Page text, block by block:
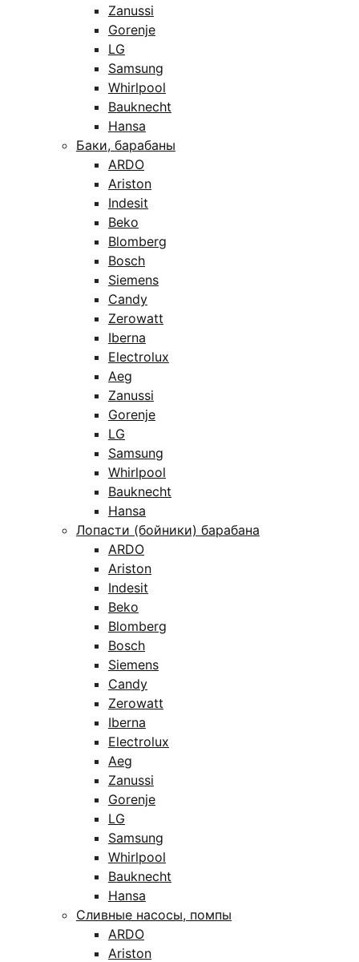
Zanussi
Gorenje
LG
Samsung
Whirlpool
Bauknecht
Hansa
Баки, барабаны
ARDO
Ariston
Indesit
Beko
Blomberg
Bosch
Siemens
Candy
Zerowatt
Iberna
Electrolux
Aeg
Zanussi
Gorenje
LG
Samsung
Whirlpool
Bauknecht
Hansa
Лопасти (бойники) барабана
ARDO
Ariston
Indesit
Beko
Blomberg
Bosch
Siemens
Candy
Zerowatt
Iberna
Electrolux
Aeg
Zanussi
Gorenje
LG
Samsung
Whirlpool
Bauknecht
Hansa
Сливные насосы, помпы
ARDO
Ariston